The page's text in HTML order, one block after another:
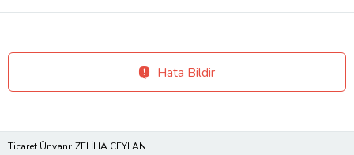
Hata Bildir
Ticaret Ünvanı: ZELİHA CEYLAN